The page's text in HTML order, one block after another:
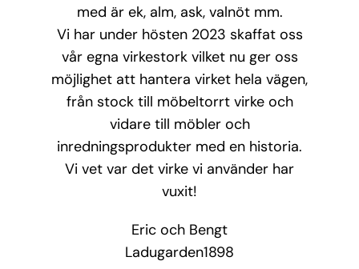
med är ek, alm, ask, valnöt mm.
Vi har under hösten 2023 skaffat oss
vår egna virkestork vilket nu ger oss
möjlighet att hantera virket hela vägen,
från stock till möbeltorrt virke och
vidare till möbler och
inredningsprodukter med en historia.
Vi vet var det virke vi använder har
vuxit!
Eric och Bengt
Ladugarden1898